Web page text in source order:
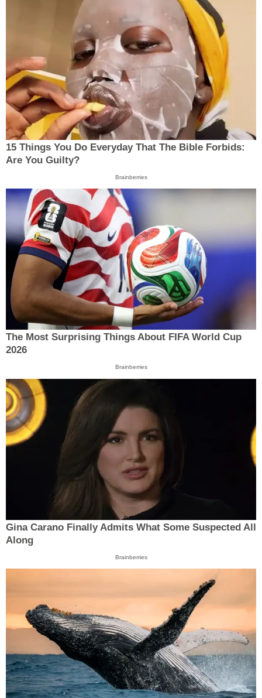
15 Things You Do Everyday That The Bible Forbids:
Are You Guilty?
Brainberries
The Most Surprising Things About FIFA World Cup
2026
Brainberries
Gina Carano Finally Admits What Some Suspected All
Along
Brainberries